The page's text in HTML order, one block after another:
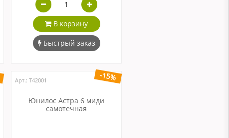
В корзину
Быстрый заказ
-15%
Арт.: Т42001
Юнилос Астра 6 миди
самотечная